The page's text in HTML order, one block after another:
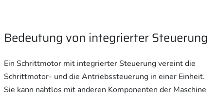
Bedeutung von integrierter Steuerung
Ein Schrittmotor mit integrierter Steuerung vereint die
Schrittmotor- und die Antriebssteuerung in einer Einheit.
Sie kann nahtlos mit anderen Komponenten der Maschine